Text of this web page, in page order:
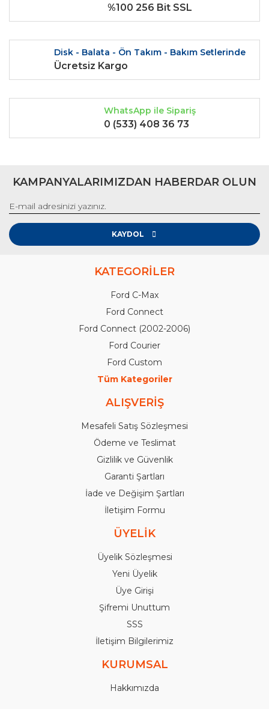
%100 256 Bit SSL
Disk - Balata - Ön Takım - Bakım Setlerinde
Ücretsiz Kargo
WhatsApp ile Sipariş
0 (533) 408 36 73
KAMPANYALARIMIZDAN HABERDAR OLUN
KAYDOL
KATEGORİLER
Ford C-Max
Ford Connect
Ford Connect (2002-2006)
Ford Courier
Ford Custom
Tüm Kategoriler
ALIŞVERİŞ
Mesafeli Satış Sözleşmesi
Ödeme ve Teslimat
Gizlilik ve Güvenlik
Garanti Şartları
İade ve Değişim Şartları
İletişim Formu
ÜYELİK
Üyelik Sözleşmesi
Yeni Üyelik
Üye Girişi
Şifremi Unuttum
SSS
İletişim Bilgilerimiz
KURUMSAL
Hakkımızda